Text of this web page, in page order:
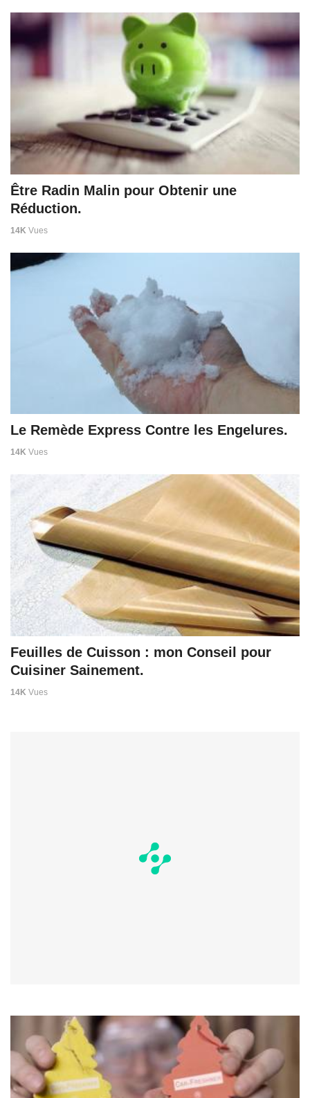
Être Radin Malin pour Obtenir une
Réduction.
14K Vues
Le Remède Express Contre les Engelures.
14K Vues
Feuilles de Cuisson : mon Conseil pour
Cuisiner Sainement.
14K Vues